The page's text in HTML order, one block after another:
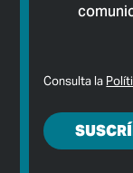
Consulta la